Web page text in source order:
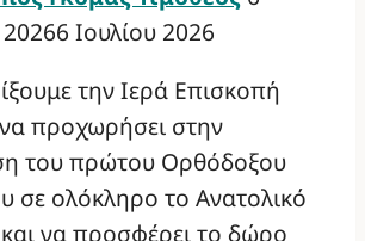
20266 Ιουλίου 2026
την Ιερά Επισκοπή
προχωρήσει στην
του πρώτου Ορθόδοξου
σε ολόκληρο το Ανατολικό
να προσφέρει το δώρο